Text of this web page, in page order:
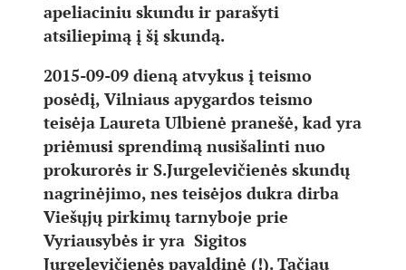
apeliaciniu skundu ir parašyti
atsiliepimą į šį skundą.
2015-09-09 dieną atvykus į teismo
posėdį, Vilniaus apygardos teismo
teisėja Laureta Ulbienė pranešė, kad yra
priėmusi sprendimą nusišalinti nuo
prokurorės ir S.Jurgelevičienės skundų
nagrinėjimo, nes teisėjos dukra dirba
Viešųjų pirkimų tarnyboje prie
Vyriausybės ir yra Sigitos
Jurgelevičienės pavaldinė (!). Tačiau